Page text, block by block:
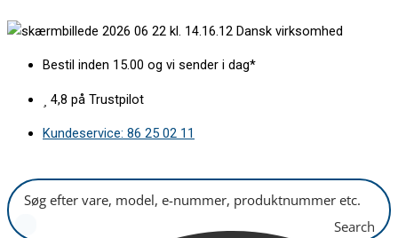
til
Dansk virksomhed
Bestil inden 15.00 og vi sender i dag*
4,8 på Trustpilot
Kundeservice: 86 25 02 11
Search
fryseskuffe
B395xH200mm